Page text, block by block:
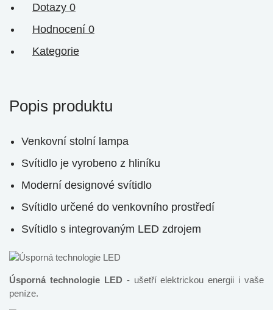
Dotazy 0
Hodnocení 0
Kategorie
Popis produktu
Venkovní stolní lampa
Svítidlo je vyrobeno z hliníku
Moderní designové svítidlo
Svítidlo určené do venkovního prostředí
Svítidlo s integrovaným LED zdrojem
Úsporná technologie LED- ušetří elektrickou energii i vaše
peníze.